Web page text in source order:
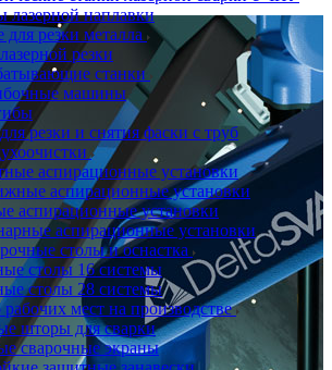
лазерной наплавки
резки металла
резки
станки
машины
резки и снятия фаски с труб
аспирационные установки
аспирационные установки
аспирационные установки
аспирационные установки
столы и оснастка
столы 16 системы
столы 28 системы
рабочих мест на производстве
шторы для сварки
сварочные экраны